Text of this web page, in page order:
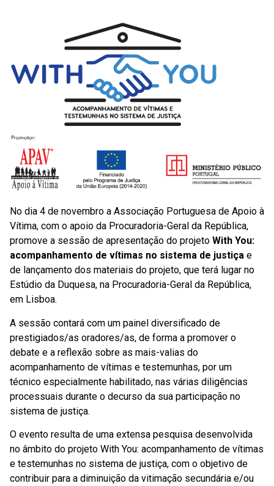
No dia 4 de novembro a Associação Portuguesa de Apoio à
Vítima, com o apoio da Procuradoria-Geral da República,
promove a sessão de apresentação do projeto With You:
acompanhamento de vítimas no sistema de justiça e
de lançamento dos materiais do projeto, que terá lugar no
Estúdio da Duquesa, na Procuradoria-Geral da República,
em Lisboa.
A sessão contará com um painel diversificado de
prestigiados/as oradores/as, de forma a promover o
debate e a reflexão sobre as mais-valias do
acompanhamento de vítimas e testemunhas, por um
técnico especialmente habilitado, nas várias diligências
processuais durante o decurso da sua participação no
sistema de justiça.
O evento resulta de uma extensa pesquisa desenvolvida
no âmbito do projeto With You: acompanhamento de vítimas
e testemunhas no sistema de justiça, com o objetivo de
contribuir para a diminuição da vitimação secundária e/ou